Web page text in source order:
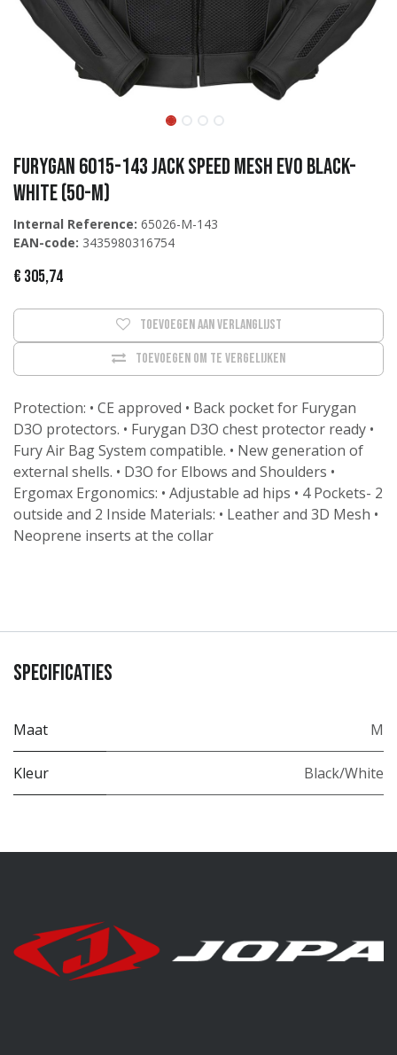
Furygan 6015-143 Jack Speed Mesh Evo Black-
White (50-M)
Internal Reference: 65026-M-143
EAN-code: 3435980316754
€ 305,74
Toevoegen om te vergelijken
Toevoegen aan verlanglijst
Protection: • CE approved • Back pocket for Furygan
D3O protectors. • Furygan D3O chest protector ready •
Fury Air Bag System compatible. • New generation of
external shells. • D3O for Elbows and Shoulders •
Ergomax Ergonomics: • Adjustable ad hips • 4 Pockets- 2
outside and 2 Inside Materials: • Leather and 3D Mesh •
Neoprene inserts at the collar
Specificaties
Maat M
Kleur Black/White